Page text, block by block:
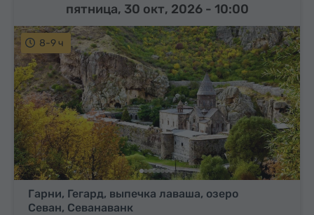
8-9 ч
Гарни, Гегард, выпечка лаваша, озеро
Севан, Севанаванк
пятница, 30 окт, 2026 - 10:00